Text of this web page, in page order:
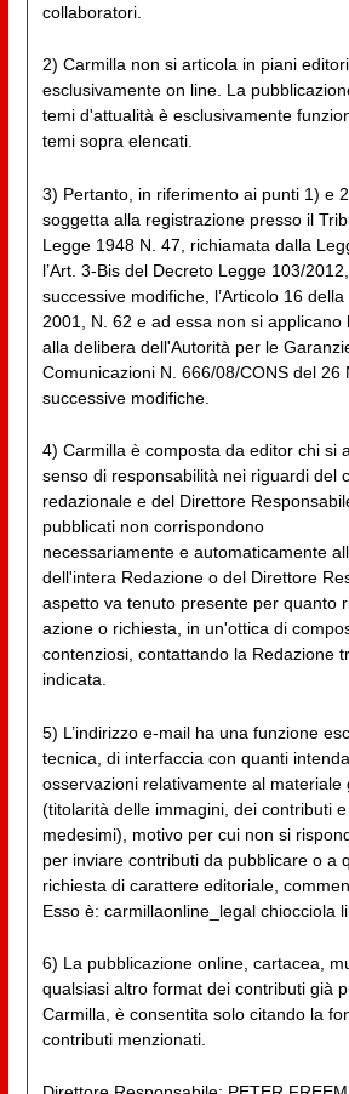
collaboratori.
2) Carmilla non si articola in piani
esclusivamente on line. La
temi d'attualità è esclusivamente
temi sopra elencati.
3) Pertanto, in riferimento ai punti 1) e
soggetta alla registrazione presso il
Legge 1948 N. 47, richiamata dalla
l’Art. 3-Bis del Decreto Legge 103/
successive modifiche, l’Articolo 16
2001, N. 62 e ad essa non si applicano
alla delibera dell'Autorità per le
Comunicazioni N. 666/08/CONS del 26
successive modifiche.
4) Carmilla è composta da editor chi si
senso di responsabilità nei riguardi del
redazionale e del Direttore
pubblicati non corrispondono
necessariamente e automaticamente
dell'intera Redazione o del Direttore
aspetto va tenuto presente per quanto
azione o richiesta, in un'ottica di
contenziosi, contattando la Redazione
indicata.
5) L’indirizzo e-mail ha una funzione
tecnica, di interfaccia con quanti
osservazioni relativamente al materiale
(titolarità delle immagini, dei contributi
medesimi), motivo per cui non si
per inviare contributi da pubblicare o a
richiesta di carattere editoriale,
Esso è: carmillaonline_legal chiocciola
6) La pubblicazione online, cartacea,
qualsiasi altro format dei contributi già
Carmilla, è consentita solo citando la
contributi menzionati.